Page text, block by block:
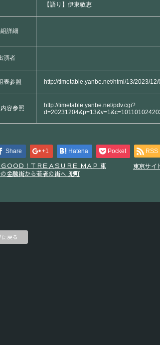
【語り】伊東敏恵
詳細
演者
表参照 http://timetable.yanbe.net/html/13/2023/
容参照
http://timetable.yanbe.net/pdv.cgi?
Share +1 Hatena Pocket RSS
ＯＯＤ！ＴＲＥＡＳＵＲＥ ＭＡＰ 東
金融街から若者の街へ 兜町
東京サ
戻る